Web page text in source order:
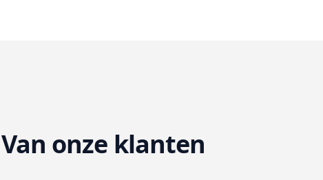
Van onze klanten